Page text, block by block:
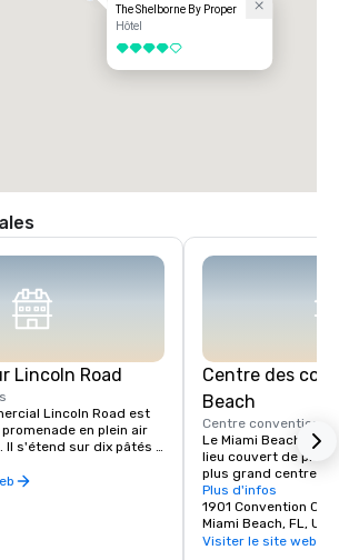
The Shelborne By Proper
Hôtel
4 sur 5
Lincoln Road
Lincoln Road est
en plein air
Il s'étend sur dix pâtés
bordés de boutiques,
d'art et de
Centre des
Beach
Centre convention
Le Miami Beach
lieu couvert de
plus grand centre
région de Miami. Il
grandes salles,
accueillir environ 12
Plus d'infos
1901 Convention
Miami Beach, FL, US
Visiter le site web